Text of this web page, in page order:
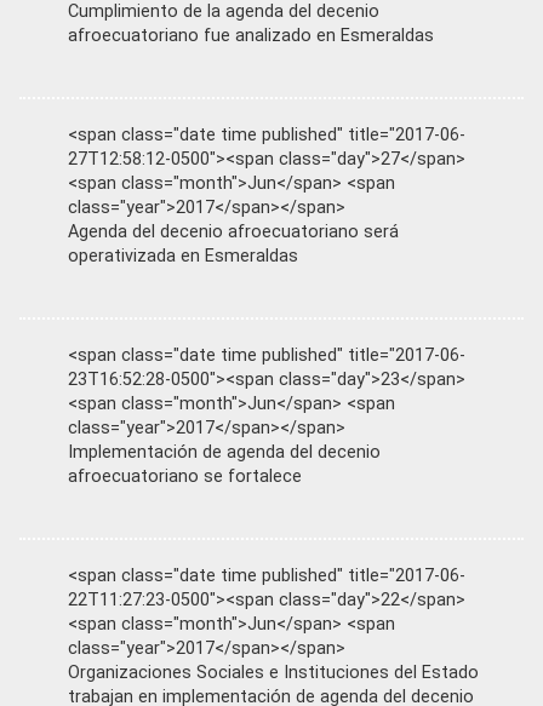
Cumplimiento de la agenda del decenio
afroecuatoriano fue analizado en Esmeraldas
<span class="date time published" title="2017-06-
27T12:58:12-0500"><span class="day">27</span>
<span class="month">Jun</span> <span
class="year">2017</span></span>
Agenda del decenio afroecuatoriano será
operativizada en Esmeraldas
<span class="date time published" title="2017-06-
23T16:52:28-0500"><span class="day">23</span>
<span class="month">Jun</span> <span
class="year">2017</span></span>
Implementación de agenda del decenio
afroecuatoriano se fortalece
<span class="date time published" title="2017-06-
22T11:27:23-0500"><span class="day">22</span>
<span class="month">Jun</span> <span
class="year">2017</span></span>
Organizaciones Sociales e Instituciones del Estado
trabajan en implementación de agenda del decenio